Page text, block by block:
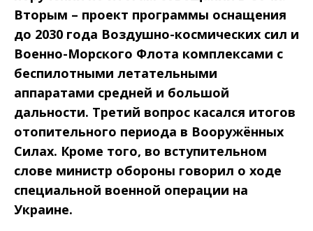
Вторым – проект программы оснащения
до 2030 года Воздушно-космических сил и
Военно-Морского Флота комплексами с
беспилотными летательными
аппаратами средней и большой
дальности. Третий вопрос касался итогов
отопительного периода в Вооружённых
Силах. Кроме того, во вступительном
слове министр обороны говорил о ходе
специальной военной операции на
Украине.